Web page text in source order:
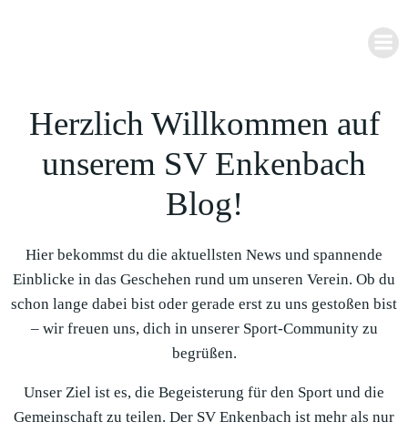
Herzlich Willkommen auf
unserem SV Enkenbach
Blog!
Hier bekommst du die aktuellsten News und spannende
Einblicke in das Geschehen rund um unseren Verein. Ob du
schon lange dabei bist oder gerade erst zu uns gestoßen bist
– wir freuen uns, dich in unserer Sport-Community zu
begrüßen.
Unser Ziel ist es, die Begeisterung für den Sport und die
Gemeinschaft zu teilen. Der SV Enkenbach ist mehr als nur